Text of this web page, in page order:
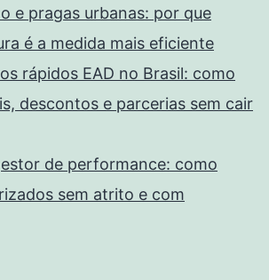
e pragas urbanas: por que
é a medida mais eficiente
rápidos EAD no Brasil: como
descontos e parcerias sem cair
de performance: como
sem atrito e com